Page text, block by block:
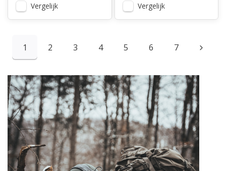
Vergelijk Vergelijk
1 2 3 4 5 6 7